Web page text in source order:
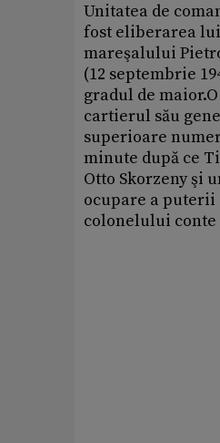
Unitatea de
fost eliberarea
mareşalului
(12 septembrie
gradul de
cartierul său
superioare
minute după ce
Otto Skorzeny şi
ocupare a
colonelului conte